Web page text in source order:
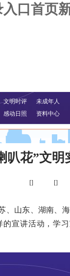
口首页
文明时评
未成年人
感动日照 资料中心
叭花”文明
[] []
山东、湖南、
宣讲活动，学